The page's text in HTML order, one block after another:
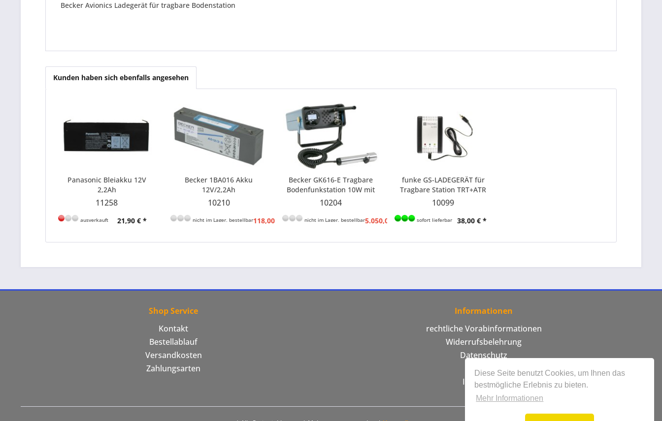
Diese Seite benutzt Cookies, um Ihnen das
bestmögliche Erlebnis zu bieten.
Mehr Informationen
Becker Avionics Ladegerät für tragbare Bodenstation
Kunden haben sich ebenfalls angesehen
Panasonic Bleiakku 12V
2,2Ah
11258
ausverkauft 21,90 € *
Becker 1BA016 Akku
12V/2,2Ah
10210
nicht im Lager, bestellbar118,00 € * 130,90 € *
Becker GK616-E Tragbare
Bodenfunkstation 10W mit
Stabmikrofon
10204
nicht im Lager, bestellbar5.050,00 € * 5.589,43 € *
funke GS-LADEGERÄT für
Tragbare Station TRT+ATR
10099
sofort lieferbar 38,00 € *
Shop Service
Kontakt
Bestellablauf
Versandkosten
Zahlungsarten
Informationen
rechtliche Vorabinformationen
Widerrufsbelehrung
Datenschutz
AGB
Impressum